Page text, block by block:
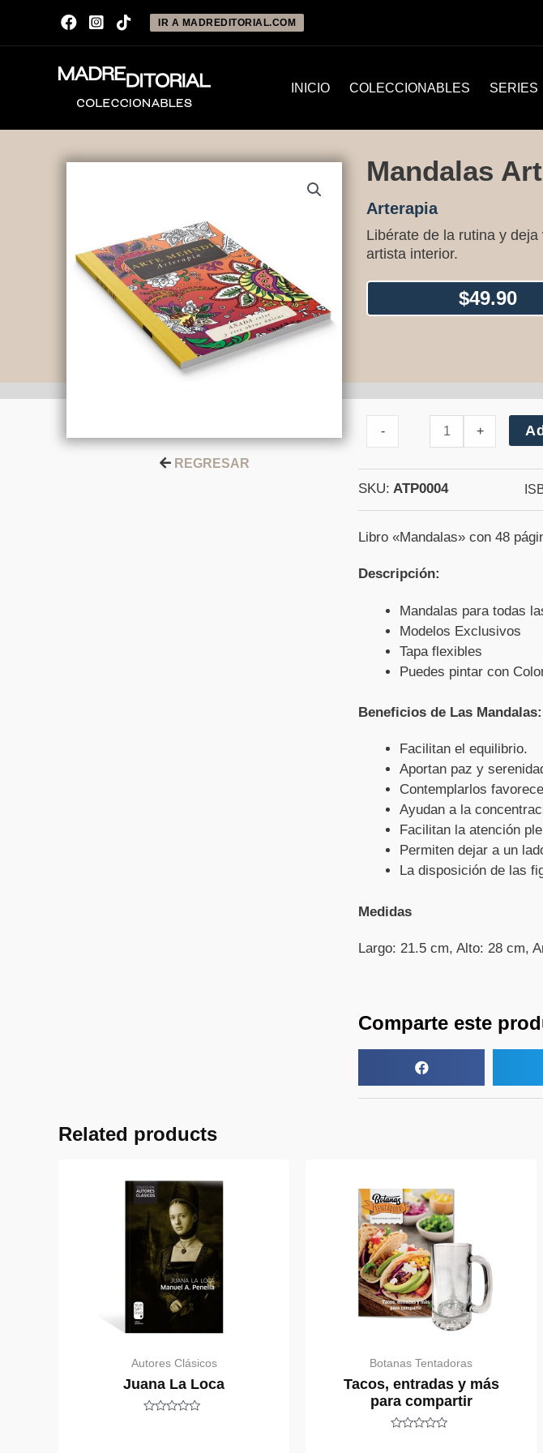
IR A MADREDITORIAL.COM
INICIO COLECCIONABLES SERIES
Mandalas
Arterapia
Libérate de la rutina y
artista interior.
$49.90
REGRESAR
Arte
Mehndi
- +
SKU: ATP0004
Libro «Mandalas» con 48
Descripción:
Mandalas para todas
Modelos Exclusivos
Tapa flexibles
Puedes pintar con
Beneficios de Las Mandalas:
Facilitan el equilibrio.
Aportan paz y
Contemplarlos
Ayudan a la
Facilitan la atención
Permiten dejar a un
La disposición de las
Medidas
Largo: 21.5 cm, Alto: 28 cm,
Comparte este
Related products
Autores Clásicos
Juana La Loca
Botanas Tentadoras
Tacos, entradas y más
para compartir